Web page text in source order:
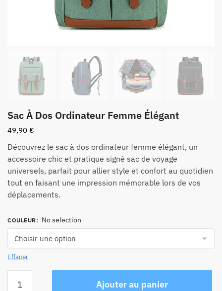
Sac À Dos Ordinateur Femme Élégant
49,90 €
Découvrez le sac à dos ordinateur femme élégant, un
accessoire chic et pratique signé sac de voyage
universels, parfait pour allier style et confort au quotidien
tout en faisant une impression mémorable lors de vos
déplacements.
COULEUR: No selection
Effacer
Ajouter au panier